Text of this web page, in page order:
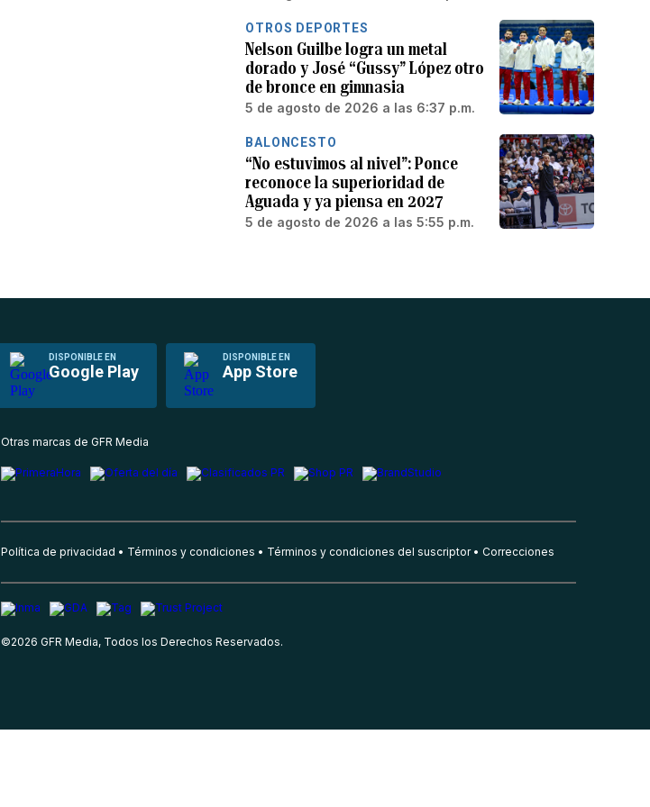
OTROS DEPORTES
Nelson Guilbe logra un metal
dorado y José “Gussy” López otro
de bronce en gimnasia
5 de agosto de 2026 a las 6:37 p.m.
BALONCESTO
“No estuvimos al nivel”: Ponce
reconoce la superioridad de
Aguada y ya piensa en 2027
5 de agosto de 2026 a las 5:55 p.m.
DISPONIBLE EN
Google Play
DISPONIBLE EN
App Store
Otras marcas de GFR Media
Política de privacidad Términos y condiciones Términos y condiciones del suscriptor Correcciones
©2026 GFR Media, Todos los Derechos Reservados.